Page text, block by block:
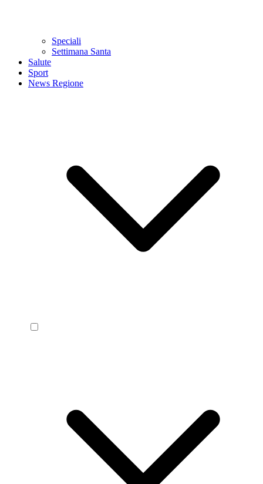
Speciali
Settimana Santa
Salute
Sport
News Regione